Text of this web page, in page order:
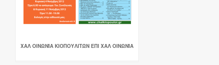
ΧΑΛ ΟΙΝΩΝΊΑ ΚΙΟΠΟΥΛΙΤΏΝ ΕΠΙ ΧΑΛ ΟΙΝΩΝΊΑ